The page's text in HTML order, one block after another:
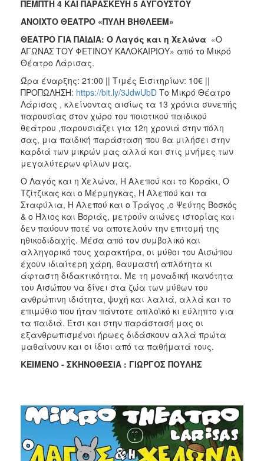
ΠΕΜΠΤΗ 4 ΚΑΙ ΠΑΡΑΣΚΕΥΗ 5 ΑΥΓΟΥΣΤΟΥ
ΑΝΟΙΧΤΟ ΘΕΑΤΡΟ «ΠΥΛΗ ΒΗΘΛΕΕΜ»
ΘΕΑΤΡΟ ΓΙΑ ΠΑΙΔΙΑ: Ο Λαγός και η Χελώνα «Ο
ΑΓΩΝΑΣ ΤΟΥ ΦΕΤΙΝΟΥ ΚΑΛΟΚΑΙΡΙΟΥ» από το Μικρό
Θέατρο Λάρισας.
Ώρα έναρξης: 21:00 || Τιμές Εισιτηρίων: 10€ ||
ΠΡΟΠΩΛΗΣΗ: https://bit.ly/3JdwUbD Το Μικρό Θέατρο
Λάρισας , κλείνοντας αισίως τα 13 χρόνια συνεπής
παρουσίας στον χώρο του ποιοτικού παιδικού
θεάτρου ,παρουσιάζει για 12η χρονιά στην πόλη
σας, μια παιδική παράσταση που θα μιλήσει στην
καρδιά των μικρών μας αλλά και στις μνήμες των
μεγαλύτερων φίλων μας.
Ο Λαγός και η Χελώνα, Η Αλεπού και το Κοράκι, Ο
Τζίτζικας και ο Μέρμηγκας, Η Αλεπού και τα
Σταφύλια, Η Αλεπού και ο Τράγος ,ο Ψεύτης Βοσκός
& ο Ήλιος και Βοριάς, μετρούν αιώνες ιστορίας και
δεν παύουν ποτέ να αποτελούν την επιτομή της
ηθικοδιδαχής. Μέσα από τον συμβολικό και
αλληγορικό τους χαρακτήρα, οι μύθοι του Αισώπου
έχουν ιδιαίτερη χάρη, θαυμαστή απλότητα κι
άφταστη διδακτικότητα. Με τη μοναδική ικανότητα
του Αισώπου να δίνει στα ζώα των μύθων του
ανθρώπινη ιδιότητα, ψυχή και λαλιά, αλλά και το
επιμύθιο που ήταν πάντοτε απλοϊκό κι εύληπτο για
τα παιδιά. Έτσι και στην παράστασή μας οι
εξανθρωπισμένοι ήρωες διδάσκουν αλλά πρώτα
μαθαίνουν και οι ίδιοι από τα παθήματά τους.
ΚΕΙΜΕΝΟ - ΣΚΗΝΟΘΕΣΙΑ : ΓΙΩΡΓΟΣ ΠΟΥΛΗΣ